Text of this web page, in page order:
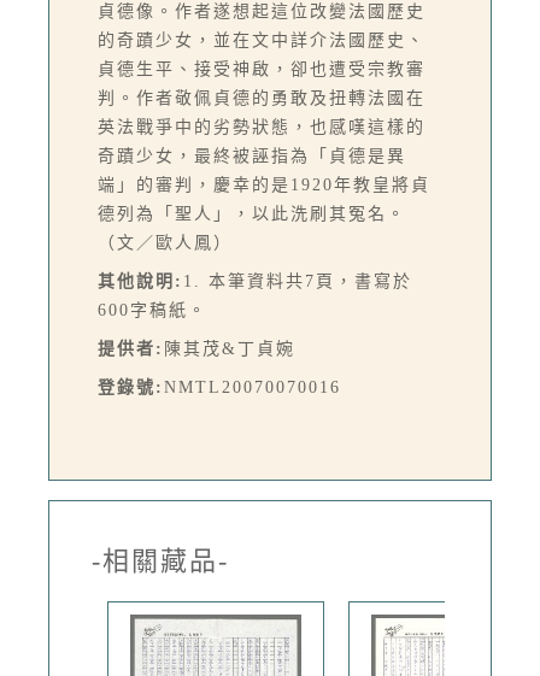
貞德像。作者遂想起這位改變法國歷史
的奇蹟少女，並在文中詳介法國歷史、
貞德生平、接受神啟，卻也遭受宗教審
判。作者敬佩貞德的勇敢及扭轉法國在
英法戰爭中的劣勢狀態，也感嘆這樣的
奇蹟少女，最終被誣指為「貞德是異
端」的審判，慶幸的是1920年教皇將貞
德列為「聖人」，以此洗刷其冤名。
（文／歐人鳳）
其他說明: 1. 本筆資料共7頁，書寫於
600字稿紙。
提供者: 陳其茂&丁貞婉
登錄號: NMTL20070070016
-相關藏品-